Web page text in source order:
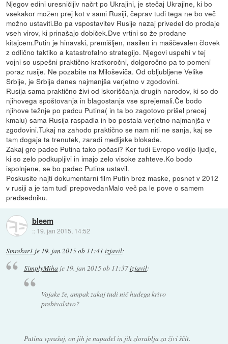
Njegov edini uresničljiv načrt po Ukrajini, je stečaj Ukrajine, ki bo
vsekakor možen prej kot v sami Rusiji, čeprav tudi tega ne bo več
možno ustaviti.Bo pa vspostavitev Rusije nazaj privedel do prodaje
vseh virov, ki prinašajo dobiček.Dve vrtini so že prodane
kitajcem.Putin je hinavski, premišljen, nasilen in maščevalen človek
z odlično taktiko a katastrofalno strategijo. Njegovi uspehi v tej
vojni so uspešni praktično kratkoročni, dolgoročno pa to pomeni
poraz rusije. Ne pozabite na Miloševiča. Od obljubljene Velike
Srbije, je Srbija danes najmanjša verjetno v zgodovini.
Rusija sama praktično živi od iskoriščanja drugih narodov, ki so do
njihovega spoštovanja in blagostanja vse sprejemali.Če bodo
njihove težnje po padcu Putina( in ta bo zagotovo prišel precej
kmalu) sama Rusija raspadla in bo postala verjetno najmanjša v
zgodovini.Tukaj na zahodo praktično se nam niti ne sanja, kaj se
tam dogaja ta trenutek, zaradi medijske blokade.
Zakaj gre padec Putina tako počasi? Ker tudi Evropo vodijo ljudje,
ki so zelo podkupljivi in imajo zelo visoke zahteve.Ko bodo
ispolnjene, se bo padec Putina ustavil.
Poskusite najti dokumentarni film Putin brez maske, posnet v 2012
v rusiji a je tam tudi prepovedanMalo več pa le pove o samem
predsedniku.
bleem
:: 19. jan 2015, 14:52
Smrekar1 je 19. jan 2015 ob 11:41 izjavil:
SimplyMihaje 19. jan 2015 ob 11:37izjavil:
Vojake že, ampak zakaj tudi nič hudega krivo
prebivalstvo?
Putina vprašaj, on jih je napadel in jih zlorablja za živi ščit.